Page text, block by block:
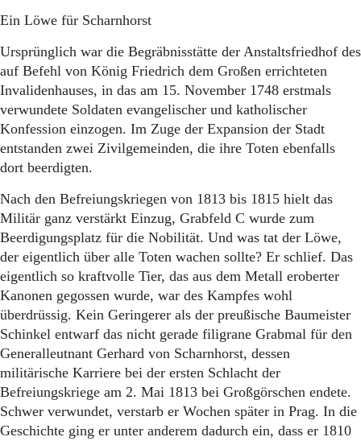
Ein Löwe für Scharnhorst
Ursprünglich war die Begräbnisstätte der Anstaltsfriedhof des
auf Befehl von König Friedrich dem Großen errichteten
Invalidenhauses, in das am 15. November 1748 erstmals
verwundete Soldaten evangelischer und katholischer
Konfession einzogen. Im Zuge der Expansion der Stadt
entstanden zwei Zivilgemeinden, die ihre Toten ebenfalls
dort beerdigten.
Nach den Befreiungskriegen von 1813 bis 1815 hielt das
Militär ganz verstärkt Einzug, Grabfeld C wurde zum
Beerdigungsplatz für die Nobilität. Und was tat der Löwe,
der eigentlich über alle Toten wachen sollte? Er schlief. Das
eigentlich so kraftvolle Tier, das aus dem Metall eroberter
Kanonen gegossen wurde, war des Kampfes wohl
überdrüssig. Kein Geringerer als der preußische Baumeister
Schinkel entwarf das nicht gerade filigrane Grabmal für den
Generalleutnant Gerhard von Scharnhorst, dessen
militärische Karriere bei der ersten Schlacht der
Befreiungskriege am 2. Mai 1813 bei Großgörschen endete.
Schwer verwundet, verstarb er Wochen später in Prag. In die
Geschichte ging er unter anderem dadurch ein, dass er 1810